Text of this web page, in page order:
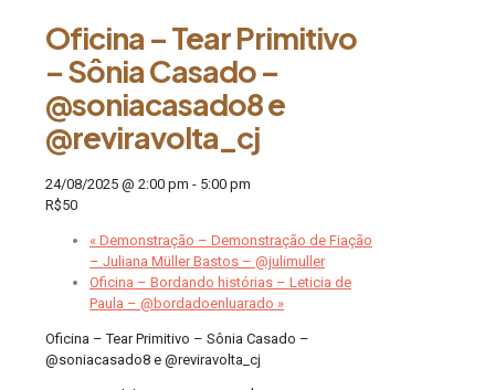
Oficina – Tear Primitivo
– Sônia Casado –
@soniacasado8 e
@reviravolta_cj
24/08/2025 @ 2:00 pm - 5:00 pm
R$50
« Demonstração – Demonstração de Fiação
– Juliana Müller Bastos – @julimuller
Oficina – Bordando histórias – Leticia de
Paula – @bordadoenluarado »
Oficina – Tear Primitivo – Sônia Casado –
@soniacasado8 e @reviravolta_cj